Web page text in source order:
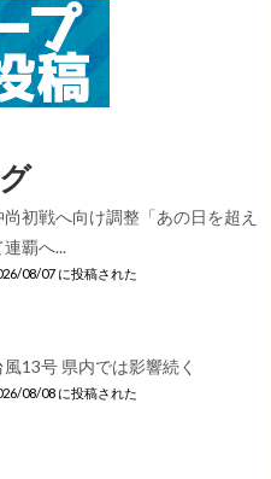
尚初戦へ向け調整「あの日を超え
連覇へ...
08/07 に投稿された
風13号 県内では影響続く
08/08 に投稿された